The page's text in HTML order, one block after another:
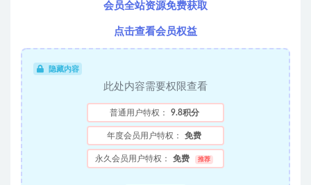
会员全站资源免费获取
点击查看会员权益
隐藏内容
此处内容需要权限查看
普通用户特权： 9.8积分
年度会员用户特权： 免费
永久会员用户特权： 免费 推荐